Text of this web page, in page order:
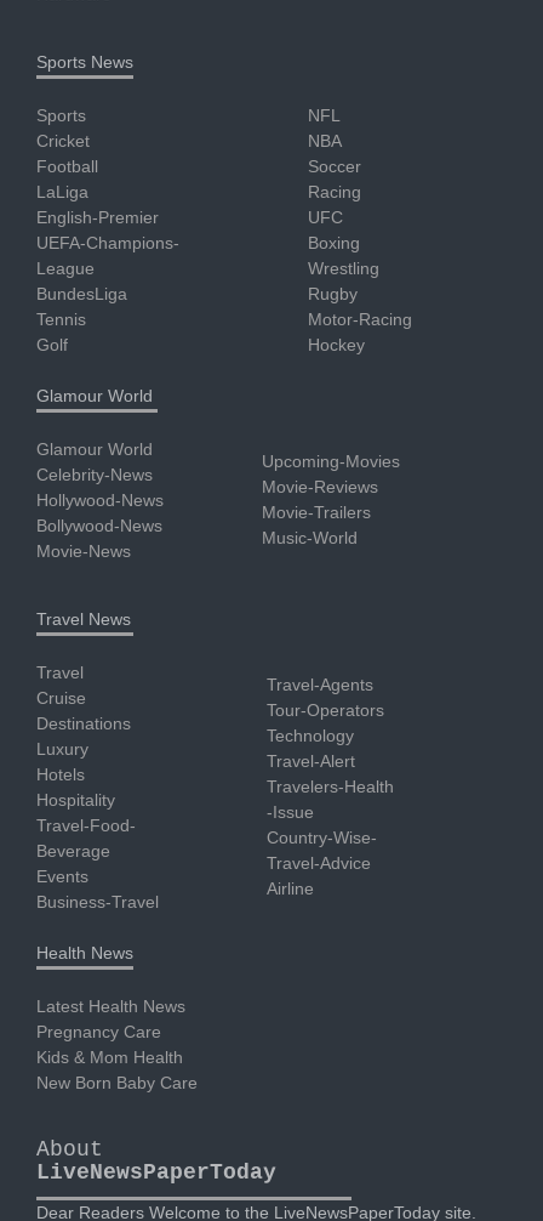
Sports News
Sports
Cricket
Football
LaLiga
English-Premier
UEFA-Champions-
League
BundesLiga
Tennis
Golf
NFL
NBA
Soccer
Racing
UFC
Boxing
Wrestling
Rugby
Motor-Racing
Hockey
Glamour World
Glamour World
Celebrity-News
Hollywood-News
Bollywood-News
Movie-News
Upcoming-Movies
Movie-Reviews
Movie-Trailers
Music-World
Travel News
Travel
Cruise
Destinations
Luxury
Hotels
Hospitality
Travel-Food-
Beverage
Events
Business-Travel
Travel-Agents
Tour-Operators
Technology
Travel-Alert
Travelers-Health
-Issue
Country-Wise-
Travel-Advice
Airline
Health News
Latest Health News
Pregnancy Care
Kids & Mom Health
New Born Baby Care
About
LiveNewsPaperToday
Dear Readers Welcome to the LiveNewsPaperToday site.